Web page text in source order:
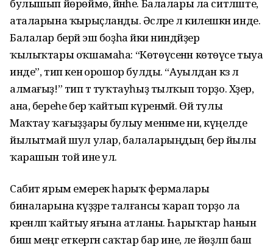
булышып йөрөймө, йәнәһе. Балалары ла ситләште,
аталарына ҡырыҫланды. Әсәләре лә килешкән инде.
Балалар берәй эш боҙһа йәки ниндәйҙер
ҡылыҡтары оҡшамаһа: “Көтөүсенән көтөүсе тыуа
инде”, тип кенә орошор булды. “Ауылдан кәзә лә
алмағыҙ!” тип тә туҡтауһыҙ тылҡып торҙо. Хәҙер,
ана, береһе бер ҡайтып күренмәй. Өй тулы
Маҡтау ҡағыҙҙары булыу менәнме ни, күңелде
йылытмай шул улар, балаларыңдың бер йылы
ҡарашын той ине ул.
Сабит ярым емерек һарыҡ фермалары
биналарына күҙҙәре талғансы ҡарап торҙо ла
әкренләп ҡайтыу яғына атланы. Һарыҡтар һанын
биш меңгә еткергән саҡтар бар ине, әле йөҙләп баш